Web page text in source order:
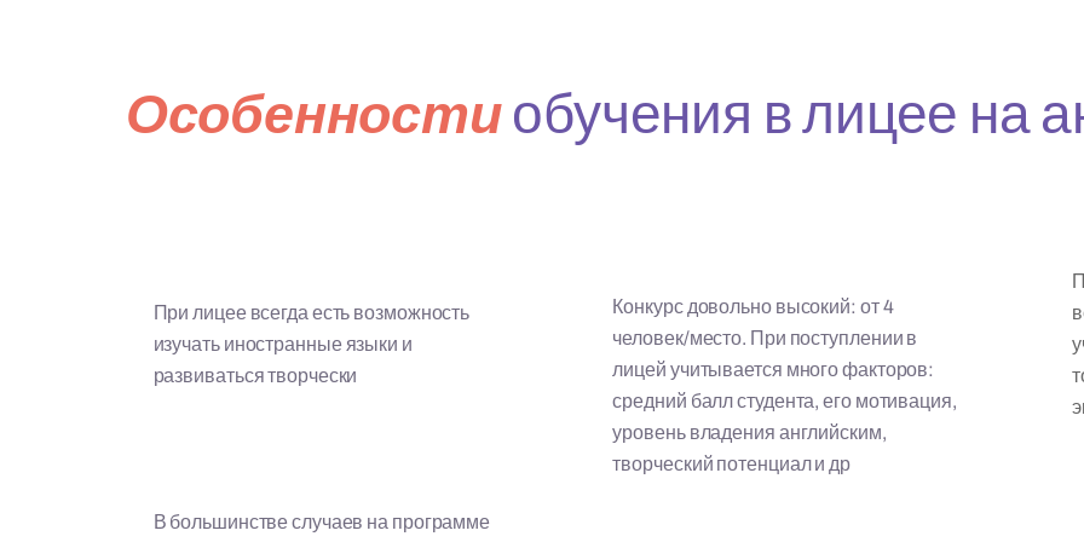
Особенностиобучения в лицее на
При лицее всегда есть возможность
изучать иностранные языки и
развиваться творчески
В большинстве случаев на программе
Конкурс довольно высокий: от 4
человек/место. При поступлении в
лицей учитывается много факторов:
средний балл студента, его мотивация,
уровень владения английским,
творческий потенциал и др